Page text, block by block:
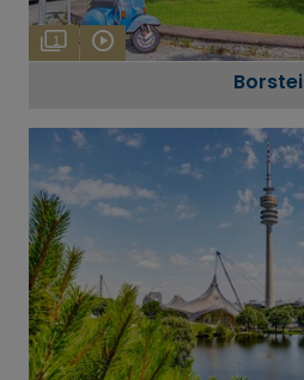
1
Borstei